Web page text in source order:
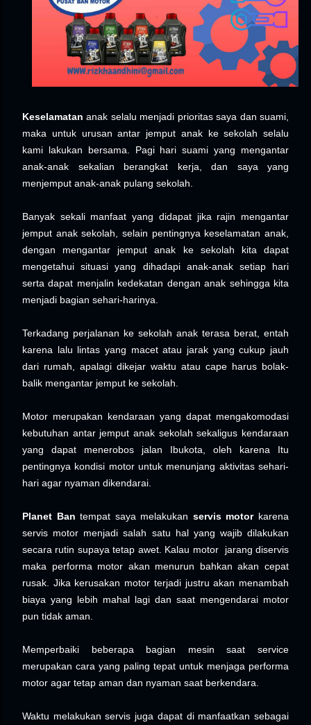
Keselamatananak selalu menjadi prioritas saya dan suami,
maka untuk urusan antar jemput anak ke sekolah selalu
kami lakukan bersama. Pagi hari suami yang mengantar
anak-anak sekalian berangkat kerja, dan saya yang
menjemput anak-anak pulang sekolah.
Banyak sekali manfaat yang didapat jika rajin mengantar
jemput anak sekolah, selain pentingnya keselamatan anak,
dengan mengantar jemput anak ke sekolah kita dapat
mengetahui situasi yang dihadapi anak-anak setiap hari
serta dapat menjalin kedekatan dengan anak sehingga kita
menjadi bagian sehari-harinya.
Terkadang perjalanan ke sekolah anak terasa berat, entah
karena lalu lintas yang macet atau jarak yang cukup jauh
dari rumah, apalagi dikejar waktu atau cape harus bolak-
balik mengantar jemput ke sekolah.
Motor merupakan kendaraan yang dapat mengakomodasi
kebutuhan antar jemput anak sekolah sekaligus kendaraan
yang dapat menerobos jalan Ibukota, oleh karena Itu
pentingnya kondisi motor untuk menunjang aktivitas sehari-
hari agar nyaman dikendarai.
Planet Bantempat saya melakukan servis motorkarena
servis motor menjadi salah satu hal yang wajib dilakukan
secara rutin supaya tetap awet. Kalau motor
jarang diservis
maka performa motor akan menurun bahkan akan cepat
rusak. Jika kerusakan motor terjadi justru akan menambah
biaya yang lebih mahal lagi dan saat mengendarai motor
pun tidak aman.
Memperbaiki beberapa bagian mesin saat service
merupakan cara yang paling tepat untuk menjaga performa
motor agar tetap aman dan nyaman saat berkendara.
Waktu melakukan servis juga dapat di manfaatkan sebagai